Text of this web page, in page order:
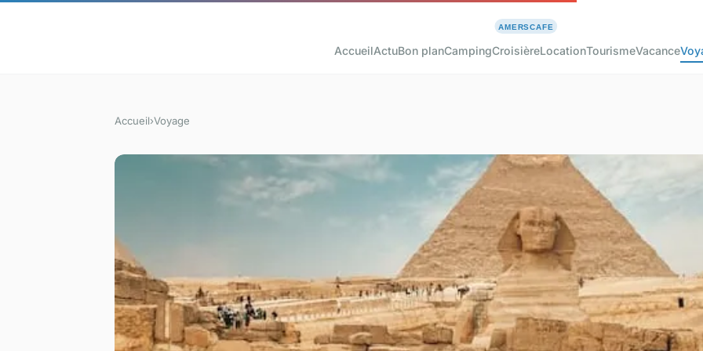
AccueilActuBon planCampingCroisièreLocationTourismeVacance
Accueil›Voyage